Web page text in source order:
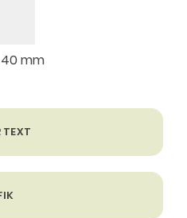
mm
TEXT